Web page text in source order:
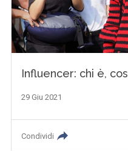
Influencer: chi è,
29 Giu 2021
Condividi